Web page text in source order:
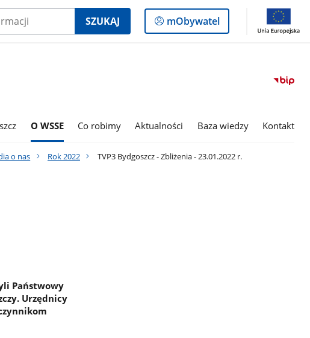
SZUKAJ
Logowanie
do
mObywatel
O WSSE Co robimy Aktualności Baza wiedzy Kontakt
o nas Rok 2022 TVP3 Bydgoszcz - Zbliżenia - 23.01.2022 r.
Państwowy
Urzędnicy